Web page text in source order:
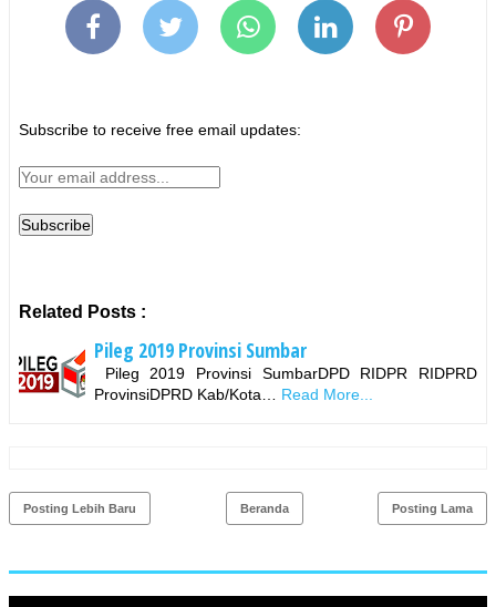
Subscribe to receive free email updates:
Related Posts :
Pileg 2019 Provinsi Sumbar
Pileg 2019 Provinsi SumbarDPD RIDPR RIDPRD
ProvinsiDPRD Kab/Kota…
Read More...
Posting Lebih Baru Posting Lama
Beranda